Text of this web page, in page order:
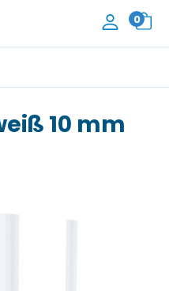
0
10 mm